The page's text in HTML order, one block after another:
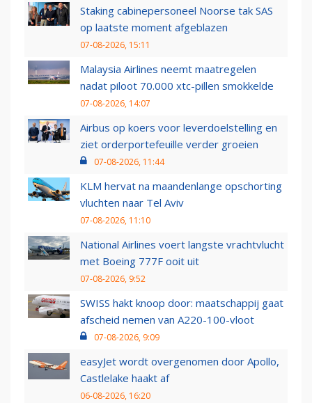
Staking cabinepersoneel Noorse tak SAS
op laatste moment afgeblazen
07-08-2026, 15:11
Malaysia Airlines neemt maatregelen
nadat piloot 70.000 xtc-pillen smokkelde
07-08-2026, 14:07
Airbus op koers voor leverdoelstelling en
ziet orderportefeuille verder groeien
07-08-2026, 11:44
KLM hervat na maandenlange opschorting
vluchten naar Tel Aviv
07-08-2026, 11:10
National Airlines voert langste vrachtvlucht
met Boeing 777F ooit uit
07-08-2026, 9:52
SWISS hakt knoop door: maatschappij gaat
afscheid nemen van A220-100-vloot
07-08-2026, 9:09
easyJet wordt overgenomen door Apollo,
Castlelake haakt af
06-08-2026, 16:20